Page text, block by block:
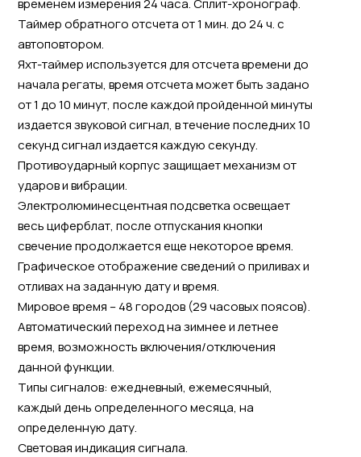
временем измерения 24 часа. Сплит-хронограф.
Таймер обратного отсчета от 1 мин. до 24 ч. с
автоповтором.
Яхт-таймер используется для отсчета времени до
начала регаты, время отсчета может быть задано
от 1 до 10 минут, после каждой пройденной минуты
издается звуковой сигнал, в течение последних 10
секунд сигнал издается каждую секунду.
Противоударный корпус защищает механизм от
ударов и вибрации.
Электролюминесцентная подсветка освещает
весь циферблат, после отпускания кнопки
свечение продолжается еще некоторое время.
Графическое отображение сведений о приливах и
отливах на заданную дату и время.
Мировое время – 48 городов (29 часовых поясов).
Автоматический переход на зимнее и летнее
время, возможность включения/отключения
данной функции.
Типы сигналов: ежедневный, ежемесячный,
каждый день определенного месяца, на
определенную дату.
Световая индикация сигнала.